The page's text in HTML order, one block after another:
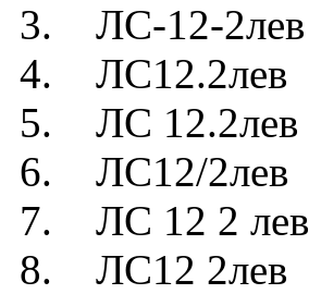
3. ЛС-12-2лев
4. ЛС12.2лев
5. ЛС 12.2лев
6. ЛС12/2лев
7. ЛС 12 2 лев
8. ЛС12 2лев